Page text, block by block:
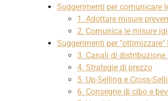
Suggerimenti per comunicare
1. Adottare misure
2. Comunica le misure
Suggerimenti per "ottimizzare"
3. Canali di distribuzione
4. Strategie di prezzo
5. Up-Selling e Cross-
6. Consegne di cibo e